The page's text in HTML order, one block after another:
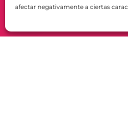
afectar negativamente a ciertas